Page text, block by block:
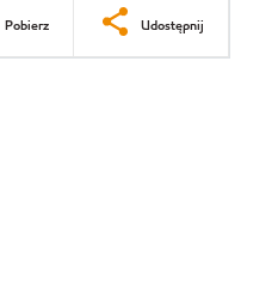
Pobierz Udostępnij